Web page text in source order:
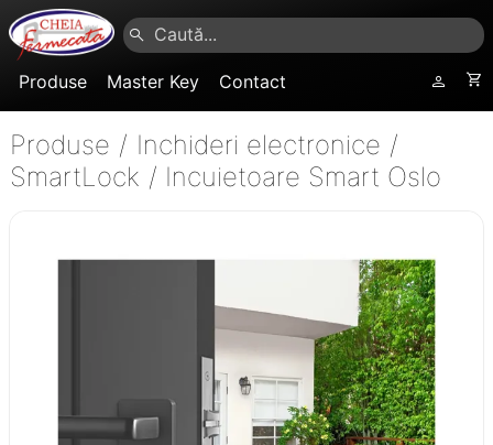
Produse Master Key Contact
Produse / Inchideri electronice /
SmartLock / Incuietoare Smart Oslo